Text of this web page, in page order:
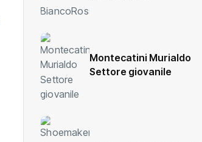
Montecatini Murialdo
Settore giovanile